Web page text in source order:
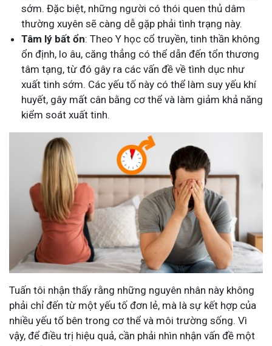
sớm. Đặc biệt, những người có thói quen thủ dâm
thường xuyên sẽ càng dễ gặp phải tình trạng này.
Tâm lý bất ổn: Theo Y học cổ truyền, tinh thần không
ổn định, lo âu, căng thẳng có thể dẫn đến tổn thương
tâm tạng, từ đó gây ra các vấn đề về tình dục như
xuất tinh sớm. Các yếu tố này có thể làm suy yếu khí
huyết, gây mất cân bằng cơ thể và làm giảm khả năng
kiểm soát xuất tinh.
Tuấn tôi nhận thấy rằng những nguyên nhân này không
phải chỉ đến từ một yếu tố đơn lẻ, mà là sự kết hợp của
nhiều yếu tố bên trong cơ thể và môi trường sống. Vì
vậy, để điều trị hiệu quả, cần phải nhìn nhận vấn đề một